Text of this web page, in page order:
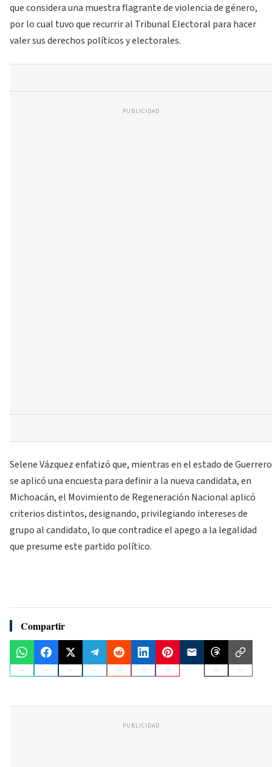
que considera una muestra flagrante de violencia de género,
por lo cual tuvo que recurrir al Tribunal Electoral para hacer
valer sus derechos políticos y electorales.
PUBLICIDAD
Selene Vázquez enfatizó que, mientras en el estado de Guerrero
se aplicó una encuesta para definir a la nueva candidata, en
Michoacán, el Movimiento de Regeneración Nacional aplicó
criterios distintos, designando, privilegiando intereses de
grupo al candidato, lo que contradice el apego a la legalidad
que presume este partido político.
Compartir
PUBLICIDAD